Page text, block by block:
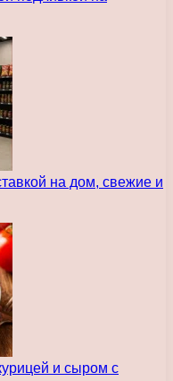
на дом, свежие и
и сыром с